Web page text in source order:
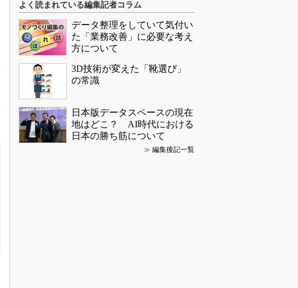
よく読まれている編集記者コラム
データ整理をしていて気付い
た「業務改善」に必要な考え
方について
3D技術が変えた「靴選び」
の常識
日本版データスペースの現在
地はどこ？ AI時代における
日本の勝ち筋について
≫ 編集後記一覧